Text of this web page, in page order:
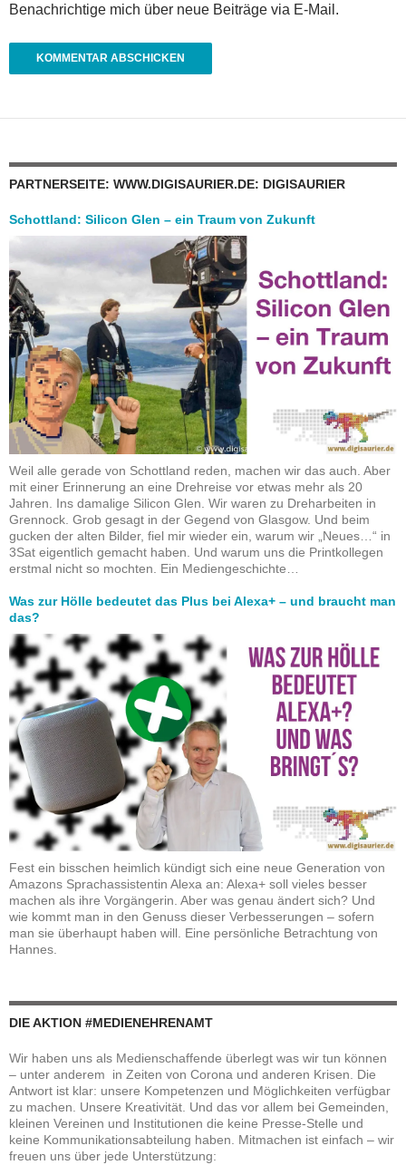
Benachrichtige mich über neue Beiträge via E-Mail.
PARTNERSEITE: WWW.DIGISAURIER.DE: DIGISAURIER
Schottland: Silicon Glen – ein Traum von Zukunft
Weil alle gerade von Schottland reden, machen wir das auch. Aber
mit einer Erinnerung an eine Drehreise vor etwas mehr als 20
Jahren. Ins damalige Silicon Glen. Wir waren zu Dreharbeiten in
Grennock. Grob gesagt in der Gegend von Glasgow. Und beim
gucken der alten Bilder, fiel mir wieder ein, warum wir „Neues…“ in
3Sat eigentlich gemacht haben. Und warum uns die Printkollegen
erstmal nicht so mochten. Ein Mediengeschichte…
Was zur Hölle bedeutet das Plus bei Alexa+ – und braucht man
das?
Fest ein bisschen heimlich kündigt sich eine neue Generation von
Amazons Sprachassistentin Alexa an: Alexa+ soll vieles besser
machen als ihre Vorgängerin. Aber was genau ändert sich? Und
wie kommt man in den Genuss dieser Verbesserungen – sofern
man sie überhaupt haben will. Eine persönliche Betrachtung von
Hannes.
DIE AKTION #MEDIENEHRENAMT
Wir haben uns als Medienschaffende überlegt was wir tun können
– unter anderem in Zeiten von Corona und anderen Krisen. Die
Antwort ist klar: unsere Kompetenzen und Möglichkeiten verfügbar
zu machen. Unsere Kreativität. Und das vor allem bei Gemeinden,
kleinen Vereinen und Institutionen die keine Presse-Stelle und
keine Kommunikationsabteilung haben. Mitmachen ist einfach – wir
freuen uns über jede Unterstützung: